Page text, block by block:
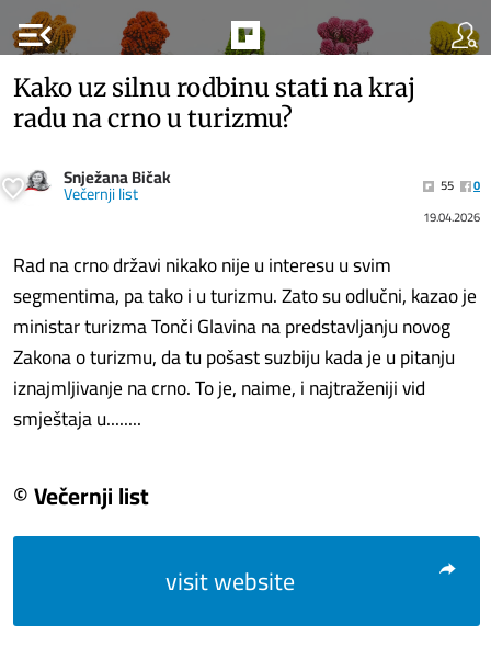
menu_open
Kako uz silnu rodbinu stati na kraj
radu na crno u turizmu?
Snježana Bičak
Večernji list 55
0
19.04.2026
Rad na crno državi nikako nije u interesu u svim
segmentima, pa tako i u turizmu. Zato su odlučni, kazao je
ministar turizma Tonči Glavina na predstavljanju novog
Zakona o turizmu, da tu pošast suzbiju kada je u pitanju
iznajmljivanje na crno. To je, naime, i najtraženiji vid
smještaja u........
© Večernji list
visit website